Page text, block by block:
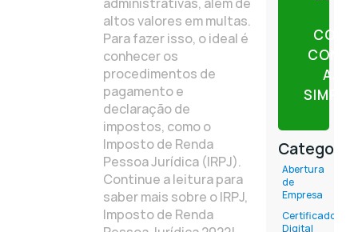
altos valores em multas.
Para fazer isso, o ideal é
conhecer os
procedimentos de
pagamento e
declaração de
impostos, como o
Imposto de Renda
Pessoa Jurídica (IRPJ).
Continue a leitura para
saber mais sobre o IRPJ,
Imposto de Renda
Abertura
de
Empresa
Certificado
Digital